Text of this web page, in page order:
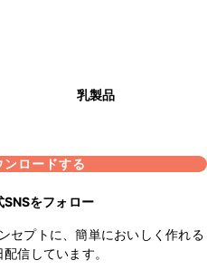
乳製品
ロードする
SNSをフォロー
セプトに、簡単においしく作れる
信しています。